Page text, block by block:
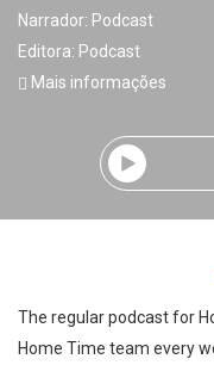
Narrador: Podcast
Editora: Podcast
Mais informações
The regular podcast for
Home Time team every